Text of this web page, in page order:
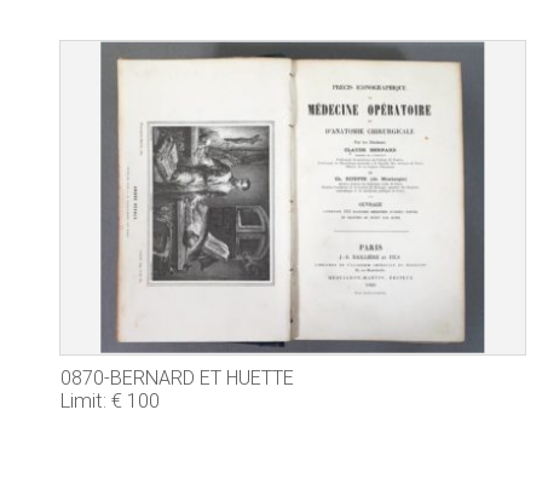
0870-BERNARD ET HUETTE
Limit: € 100